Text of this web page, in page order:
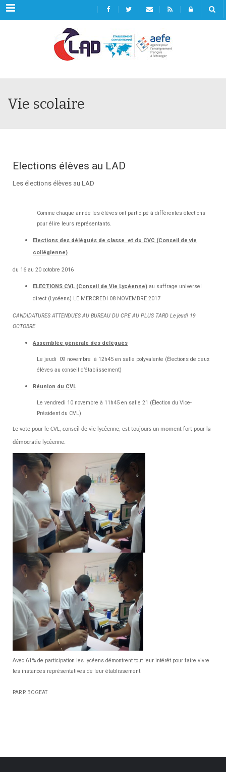
Menu
Vie scolaire
Elections élèves au LAD
Les élections élèves au LAD
Comme chaque année les élèves ont participé à différentes élections
pour élire leurs représentants.
Elections des délégués de classe et du CVC (Conseil de vie
collégienne)
du 16 au 20 octobre 2016
ELECTIONS CVL (Conseil de Vie Lycéenne) au suffrage universel
direct (Lycéens) LE MERCREDI 08 NOVEMBRE 2017
CANDIDATURES ATTENDUES AU BUREAU DU CPE AU PLUS TARD Le jeudi 19
OCTOBRE
Assemblée générale des délégués
Le jeudi 09 novembre à 12h45 en salle polyvalente (Élections de deux
élèves au conseil d’établissement)
Réunion du CVL
Le vendredi 10 novembre à 11h45 en salle 21 (Élection du Vice-
Président du CVL)
Le vote pour le CVL, conseil de vie lycéenne, est toujours un moment fort pour la
démocratie lycéenne.
Avec 61% de participation les lycéens démontrent tout leur intérêt pour faire vivre
les instances représentatives de leur établissement.
PAR P. BOGEAT